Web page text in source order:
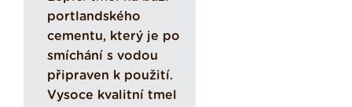
portlandského
cementu, který je po
smíchání s vodou
připraven k použití.
Vysoce kvalitní tmel